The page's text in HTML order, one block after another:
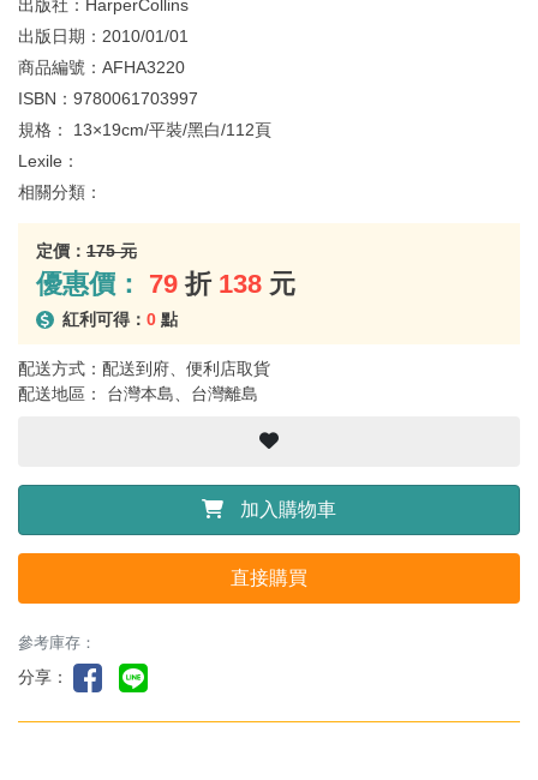
出版社： HarperCollins
出版日期： 2010/01/01
商品編號： AFHA3220
ISBN： 9780061703997
規格： 13×19cm/平裝/黑白/112頁
Lexile：
相關分類：
定價： 175 元
優惠價： 79 折 138 元
紅利可得： 0 點
配送方式：配送到府、便利店取貨
配送地區： 台灣本島、台灣離島
加入購物車
直接購買
參考庫存：
分享：